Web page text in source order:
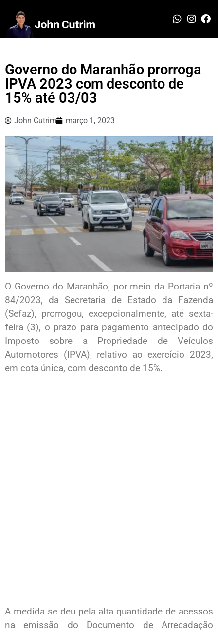
Governo do Maranhão prorroga
IPVA 2023 com desconto de
15% até 03/03
John Cutrim março 1, 2023
O Governo do Maranhão, por meio da Portaria nº
84/2023, da Secretaria de Estado da Fazenda
(Sefaz), prorrogou, excepcionalmente, até sexta-
feira (3), o prazo para pagamento antecipado do
Imposto sobre a Propriedade de Veículos
Automotores (IPVA), relativo ao exercício 2023,
em cota única, com desconto de 15%.
A medida se deu pela alta quantidade de acessos
na emissão do Documento de Arrecadação